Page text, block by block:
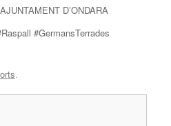
D’ONDARA
#GermansTerrades
.